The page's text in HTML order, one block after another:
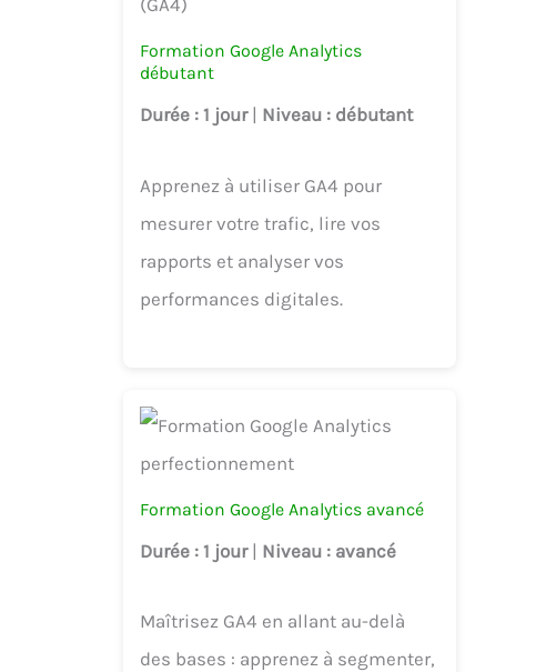
Formation Google Analytics
débutant
Durée : 1 jour | Niveau : débutant
Apprenez à utiliser GA4 pour
mesurer votre trafic, lire vos
rapports et analyser vos
performances digitales.
Formation Google Analytics avancé
Durée : 1 jour | Niveau : avancé
Maîtrisez GA4 en allant au-delà
des bases : apprenez à segmenter,